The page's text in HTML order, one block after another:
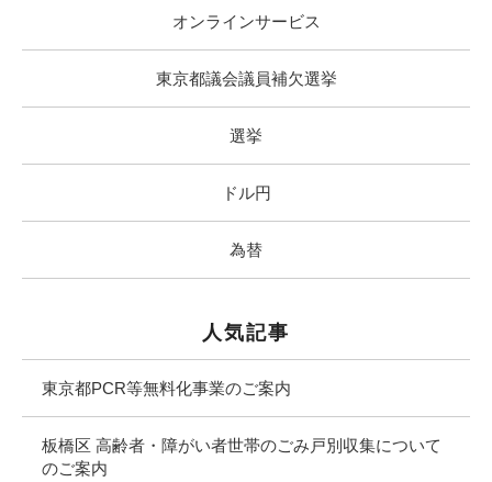
オンラインサービス
東京都議会議員補欠選挙
選挙
ドル円
為替
人気記事
東京都PCR等無料化事業のご案内
板橋区 高齢者・障がい者世帯のごみ戸別収集について
のご案内